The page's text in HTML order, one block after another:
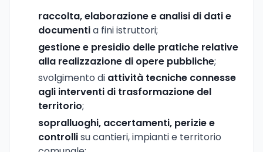
raccolta, elaborazione e analisi di dati e
documentia fini istruttori;
gestione e presidio delle pratiche relative
alla realizzazione di opere pubbliche;
svolgimento di attività tecniche connesse
agli interventi di trasformazione del
territorio;
sopralluoghi, accertamenti, perizie e
controllisu cantieri, impianti e territorio